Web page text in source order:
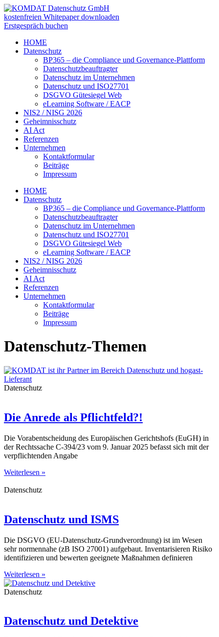
kostenfreien Whitepaper downloaden
Erstgespräch buchen
HOME
Datenschutz
BP365 – die Compliance und Governance-Plattform
Datenschutzbeauftragter
Datenschutz im Unternehmen
Datenschutz und ISO27701
DSGVO Gütesiegel Web
eLearning Software / EACP
NIS2 / NISG 2026
Geheimnisschutz
AI Act
Referenzen
Unternehmen
Kontaktformular
Beiträge
Impressum
HOME
Datenschutz
BP365 – die Compliance und Governance-Plattform
Datenschutzbeauftragter
Datenschutz im Unternehmen
Datenschutz und ISO27701
DSGVO Gütesiegel Web
eLearning Software / EACP
NIS2 / NISG 2026
Geheimnisschutz
AI Act
Referenzen
Unternehmen
Kontaktformular
Beiträge
Impressum
Datenschutz-Themen
Datenschutz
Die Anrede als Pflichtfeld?!
Die Vorabentscheidung des Europäischen Gerichtshofs (EuGH) in
der Rechtssache C-394/23 vom 9. Januar 2025 befasst sich mit der
verpflichtenden Angabe
Weiterlesen »
Datenschutz
Datenschutz und ISMS
Die DSGVO (EU-Datenschutz-Grundverordnung) ist im Wesen
sehr normennahe (zB ISO 27001) aufgebaut. Inventarisieren Risiko
identifizieren und bewerten geeignete Maßnahmen definieren
Weiterlesen »
Datenschutz
Datenschutz und Detektive